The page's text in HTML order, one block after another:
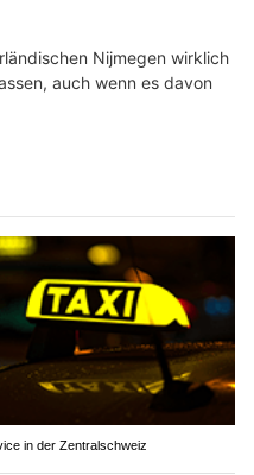
Nijmegen wirklich
auch wenn es davon
in der Zentralschweiz